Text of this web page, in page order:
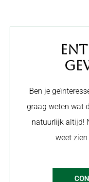
Ben je
graag weten wat
natuurlijk altijd!
weet